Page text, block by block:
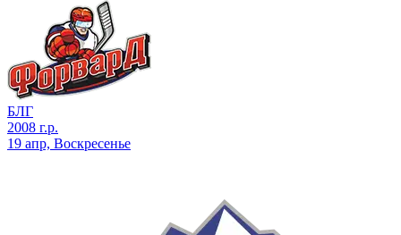
БЛГ
2008 г.р.
19 апр, Воскресенье